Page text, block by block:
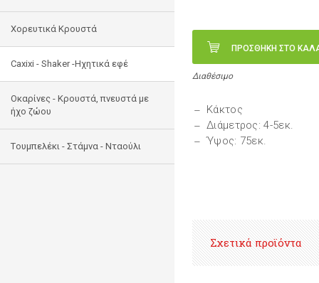
Χορευτικά Κρουστά
Caxixi - Shaker -Ηχητικά εφέ
Οκαρίνες - Κρουστά, πνευστά με
ήχο ζώου
Tουμπελέκι - Στάμνα - Νταούλι
ΠΡΟΣΘΗΚΗ ΣΤΟ
Διαθέσιμο
Κάκτος
Διάμετρος: 4-5εκ.
Ύψος: 75εκ.
Σχετικά προϊόντα